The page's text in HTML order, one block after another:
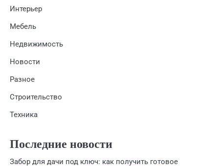
Интерьер
Мебель
Недвижимость
Новости
Разное
Строительство
Техника
Последние новости
Забор для дачи под ключ: как получить готовое